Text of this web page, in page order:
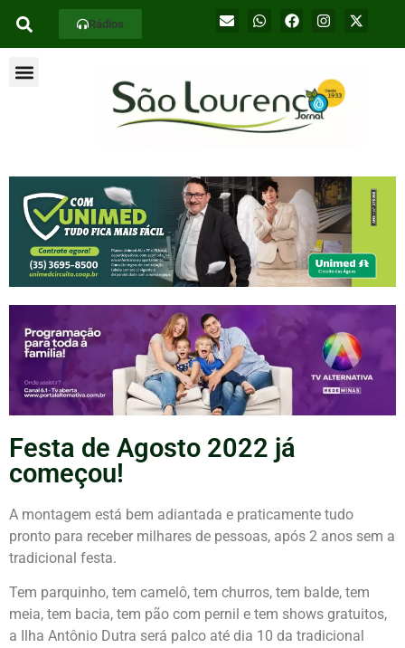
Rádios
Festa de Agosto 2022 já
começou!
A montagem está bem adiantada e praticamente tudo
pronto para receber milhares de pessoas, após 2 anos sem a
tradicional festa.
Tem parquinho, tem camelô, tem churros, tem balde, tem
meia, tem bacia, tem pão com pernil e tem shows gratuitos,
a Ilha Antônio Dutra será palco até dia 10 da tradicional